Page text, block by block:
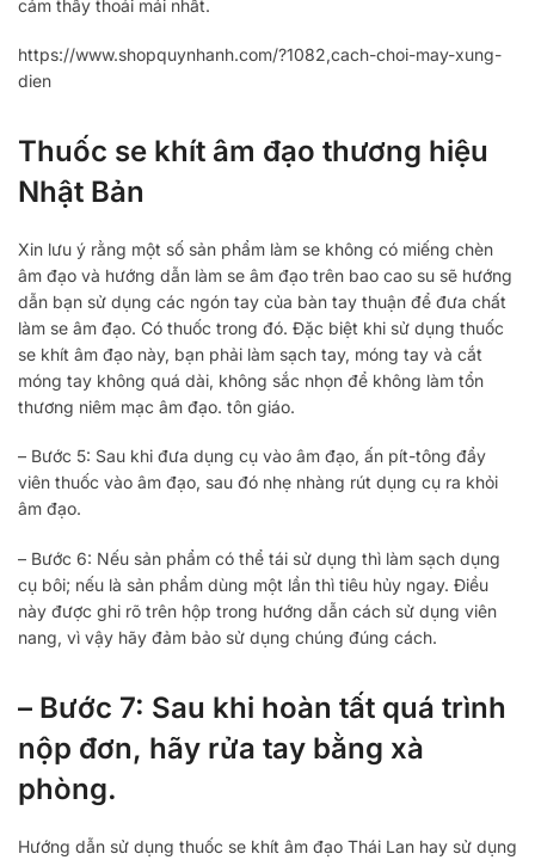
cảm thấy thoải mái nhất.
https://www.shopquynhanh.com/?1082,cach-choi-may-xung-
dien
Thuốc se khít âm đạo thương hiệu
Nhật Bản
Xin lưu ý rằng một số sản phẩm làm se không có miếng chèn
âm đạo và hướng dẫn làm se âm đạo trên bao cao su sẽ hướng
dẫn bạn sử dụng các ngón tay của bàn tay thuận để đưa chất
làm se âm đạo. Có thuốc trong đó. Đặc biệt khi sử dụng thuốc
se khít âm đạo này, bạn phải làm sạch tay, móng tay và cắt
móng tay không quá dài, không sắc nhọn để không làm tổn
thương niêm mạc âm đạo. tôn giáo.
– Bước 5: Sau khi đưa dụng cụ vào âm đạo, ấn pít-tông đẩy
viên thuốc vào âm đạo, sau đó nhẹ nhàng rút dụng cụ ra khỏi
âm đạo.
– Bước 6: Nếu sản phẩm có thể tái sử dụng thì làm sạch dụng
cụ bôi; nếu là sản phẩm dùng một lần thì tiêu hủy ngay. Điều
này được ghi rõ trên hộp trong hướng dẫn cách sử dụng viên
nang, vì vậy hãy đảm bảo sử dụng chúng đúng cách.
– Bước 7: Sau khi hoàn tất quá trình
nộp đơn, hãy rửa tay bằng xà
phòng.
Hướng dẫn sử dụng thuốc se khít âm đạo Thái Lan hay sử dụng